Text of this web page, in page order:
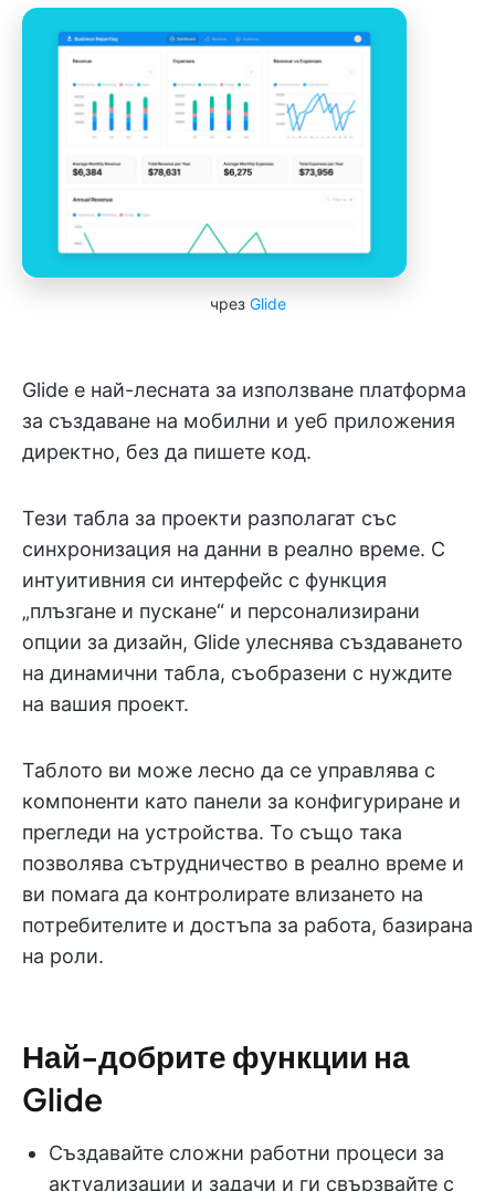
чрез Glide
Glide е най-лесната за използване платформа
за създаване на мобилни и уеб приложения
директно, без да пишете код.
Тези табла за проекти разполагат със
синхронизация на данни в реално време. С
интуитивния си интерфейс с функция
„плъзгане и пускане“ и персонализирани
опции за дизайн, Glide улеснява създаването
на динамични табла, съобразени с нуждите
на вашия проект.
Таблото ви може лесно да се управлява с
компоненти като панели за конфигуриране и
прегледи на устройства. То също така
позволява сътрудничество в реално време и
ви помага да контролирате влизането на
потребителите и достъпа за работа, базирана
на роли.
Най-добрите функции на
Glide
Създавайте сложни работни процеси за
актуализации и задачи и ги свързвайте с